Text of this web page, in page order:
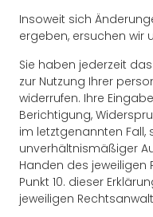
Insoweit sich
ergeben, ersuchen wir
Sie haben jederzeit
zur Nutzung Ihrer
widerrufen. Ihre
Berichtigung,
im letztgenannten
unverhältnismäßiger
Handen des jeweiligen
Punkt 10. dieser
jeweiligen